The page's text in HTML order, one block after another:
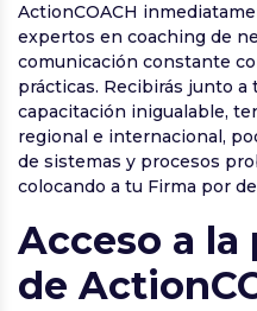
ActionCOACH
expertos en coaching de
comunicación constante
prácticas. Recibirás junto
capacitación inigualable,
regional e internacional,
de sistemas y procesos
colocando a tu Firma por
Acceso a
de